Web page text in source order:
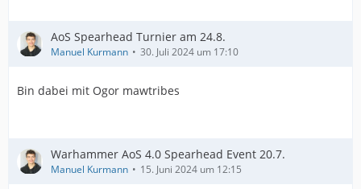
AoS Spearhead Turnier am 24.8.
Manuel Kurmann 30. Juli 2024 um 17:10
Bin dabei mit Ogor mawtribes
Warhammer AoS 4.0 Spearhead Event 20.7.
Manuel Kurmann 15. Juni 2024 um 12:15